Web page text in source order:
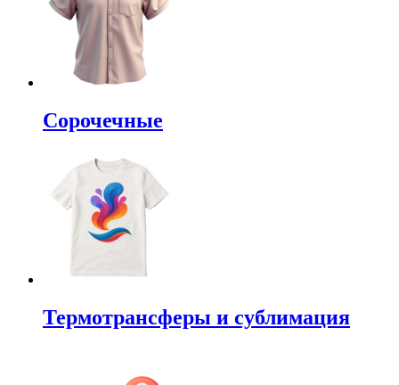
Сорочечные
Термотрансферы и сублимация